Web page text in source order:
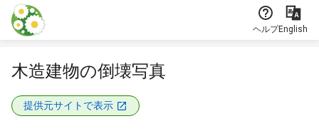
本文に飛ぶ
ヘルプEnglish
木造建物の倒壊写真
提供元サイトで表示